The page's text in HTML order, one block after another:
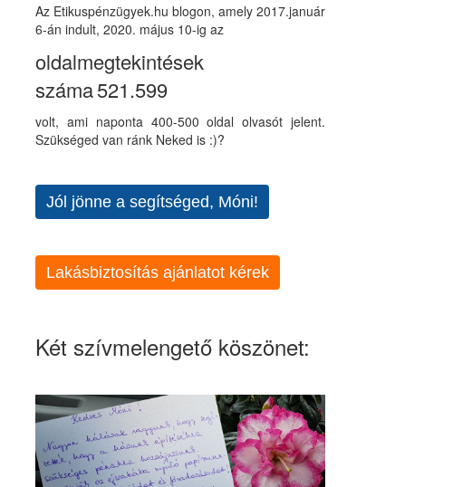
Az Etikuspénzügyek.hu blogon, amely 2017.január
6-án indult, 2020. május 10-ig az
oldalmegtekintések
száma521.599
volt, ami naponta 400-500 oldal olvasót jelent.
Szükséged van ránk Neked is :)?
Jól jönne a segítséged, Móni!
Lakásbiztosítás ajánlatot kérek
Két szívmelengető köszönet: